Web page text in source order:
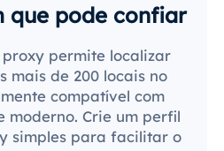
que pode confiar
proxy permite localizar
mais de 200 locais no
compatível com
moderno. Crie um perfil
simples para facilitar o